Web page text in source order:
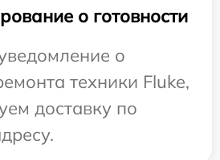
о готовности
о
техники Fluke,
доставку по